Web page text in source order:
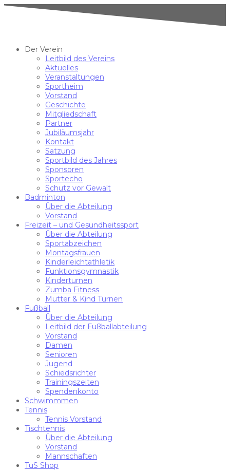
Der Verein
Leitbild des Vereins
Aktuelles
Veranstaltungen
Sportheim
Vorstand
Geschichte
Mitgliedschaft
Partner
Jubiläumsjahr
Kontakt
Satzung
Sportbild des Jahres
Sponsoren
Sportecho
Schutz vor Gewalt
Badminton
Über die Abteilung
Vorstand
Freizeit – und Gesundheitssport
Über die Abteilung
Sportabzeichen
Montagsfrauen
Kinderleichtathletik
Funktionsgymnastik
Kinderturnen
Zumba Fitness
Mutter & Kind Turnen
Fußball
Über die Abteilung
Leitbild der Fußballabteilung
Vorstand
Damen
Senioren
Jugend
Schiedsrichter
Trainingszeiten
Spendenkonto
Schwimmmen
Tennis
Tennis Vorstand
Tischtennis
Über die Abteilung
Vorstand
Mannschaften
TuS Shop